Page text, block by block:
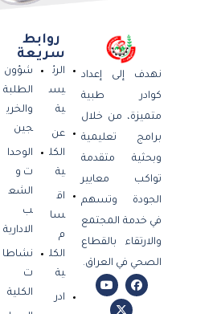
نهدف إلى إعداد
كوادر طبية
متميزة، من خلال
برامج تعليمية
وبحثية متقدمة
تواكب معايير
الجودة وتسهم
في خدمة المجتمع
والارتقاء بالقطاع
الصحي في العراق.
روابط
سريعة
الرئ
يس
ية
عن
الكل
ية
اق
سا
م
الكل
ية
ادر
شؤون
الطلبة
والخري
جين
الوحدا
ت و
الشع
ب
الادارية
نشاطا
ت
الكلية